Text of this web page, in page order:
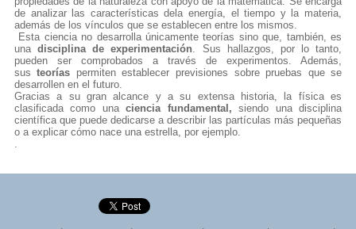
de analizar las características dela energía, el tiempo y la materia,
además de los vínculos que se establecen entre los mismos.
Esta ciencia no desarrolla únicamente teorías sino que, también, es
una disciplina de experimentación. Sus hallazgos, por lo tanto,
pueden ser comprobados a través de experimentos. Además,
susteorías permiten establecer previsiones sobre pruebas que se
desarrollen en el futuro.
Gracias a su gran alcance y a su extensa historia, la física es
clasificada como unaciencia fundamental ,siendo una disciplina
científica que puede dedicarse a describir las partículas más pequeñas
o a explicar cómo nace una estrella, por ejemplo.
.